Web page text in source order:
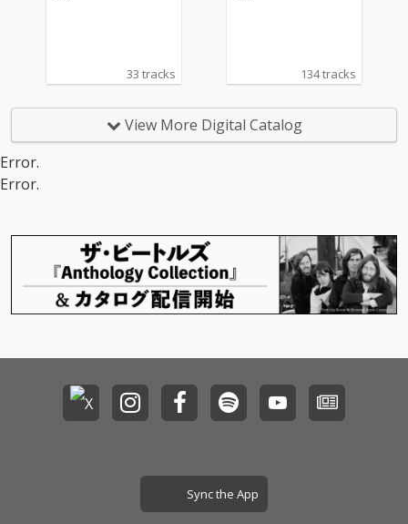
33 tracks 134 tracks
View More Digital Catalog
Error.
Error.
Sync the App